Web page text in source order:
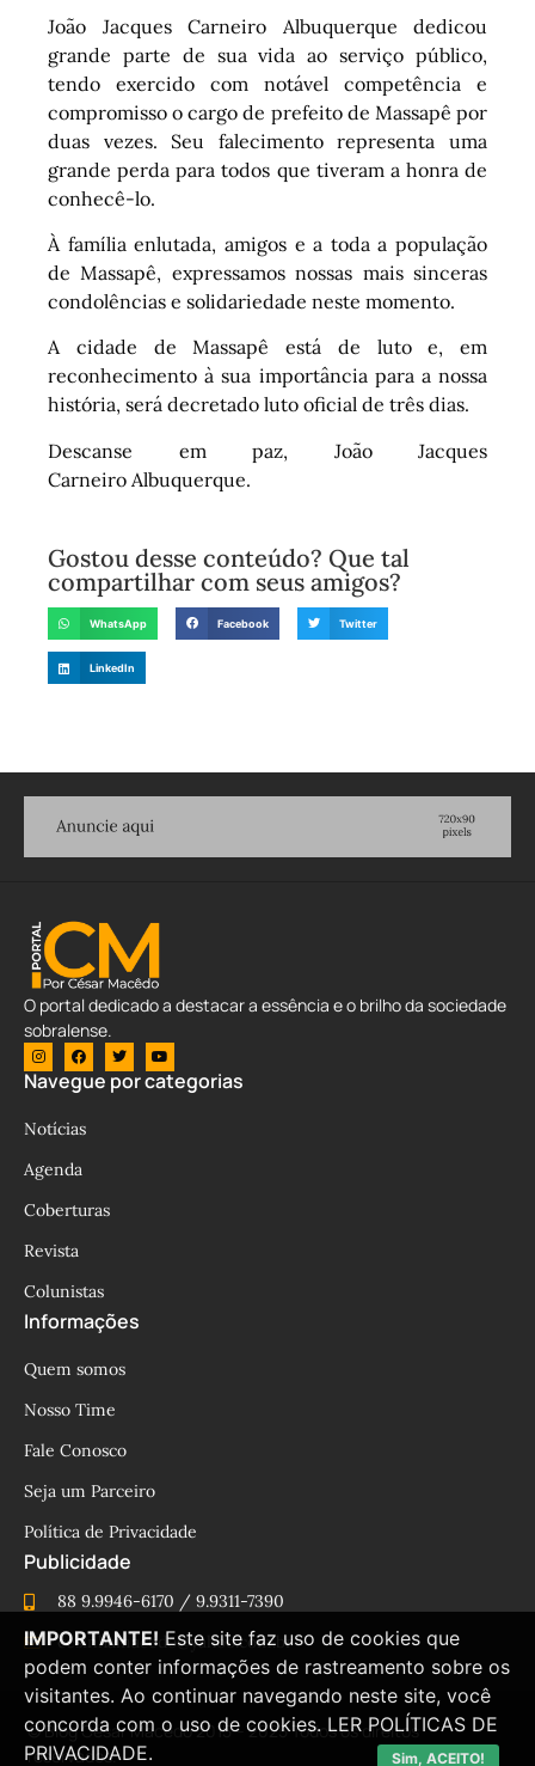
João Jacques Carneiro Albuquerque dedicou
grande parte de sua vida ao serviço público,
tendo exercido com notável competência e
compromisso o cargo de prefeito de Massapê por
duas vezes. Seu falecimento representa uma
grande perda para todos que tiveram a honra de
conhecê-lo.
À família enlutada, amigos e a toda a população
de Massapê, expressamos nossas mais sinceras
condolências e solidariedade neste momento.
A cidade de Massapê está de luto e, em
reconhecimento à sua importância para a nossa
história, será decretado luto oficial de três dias.
Descanse em paz, João Jacques
Carneiro Albuquerque.
Gostou desse conteúdo? Que tal
compartilhar com seus amigos?
WhatsApp Facebook Twitter
LinkedIn
O portal dedicado a destacar a essência e o brilho da sociedade
sobralense.
Navegue por categorias
Notícias
Agenda
Coberturas
Revista
Colunistas
Informações
Quem somos
Nosso Time
Fale Conosco
Seja um Parceiro
Política de Privacidade
Publicidade
88 9.9946-6170 / 9.9311-7390
cesinhamacedo@yahoo.com.br
© Blog César Macêdo 2015 – 2025 Todos os direitos
reservados.
IMPORTANTE! Este site faz uso de cookies que
podem conter informações de rastreamento sobre os
visitantes. Ao continuar navegando neste site, você
concorda com o uso de cookies. LER POLÍTICAS DE
PRIVACIDADE.
Sim, ACEITO!